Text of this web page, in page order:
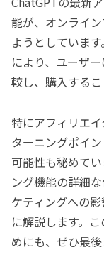
能が、オンライ
ようとしていま
により、ユーザ
較し、購入するこ
特にアフィリエ
ターニングポイ
可能性も秘めて
ング機能の詳細
ケティングへの
に解説します。
めにも、ぜひ最後